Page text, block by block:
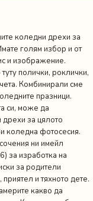
коледни дрехи за
голям избор и от
и изображение.
полички, роклички,
Комбинирали сме
празници.
си, може да
за цялото
коледна фотосесия.
ни имейл
за изработка на
за родители
и тяхното дете.
какво да